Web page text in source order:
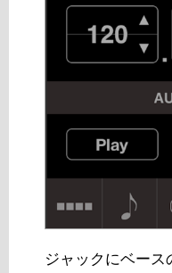
ジャックにベース